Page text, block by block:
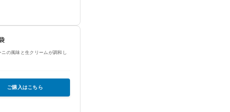
の風味と生クリームが調和し
ご購入はこちら